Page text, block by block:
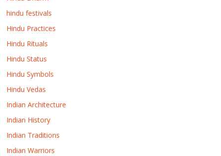
hindu festivals
Hindu Practices
Hindu Rituals
Hindu Status
Hindu Symbols
Hindu Vedas
Indian Architecture
Indian History
Indian Traditions
Indian Warriors